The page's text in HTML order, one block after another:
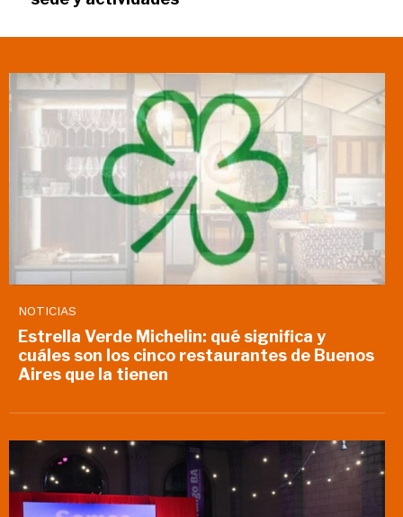
NOTICIAS
Estrella Verde Michelin: qué significa y
cuáles son los cinco restaurantes de Buenos
Aires que la tienen